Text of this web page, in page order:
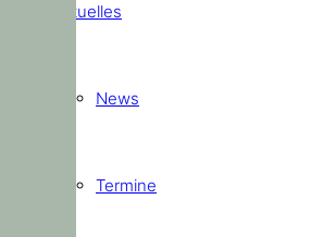
Aktuelles
News
Termine